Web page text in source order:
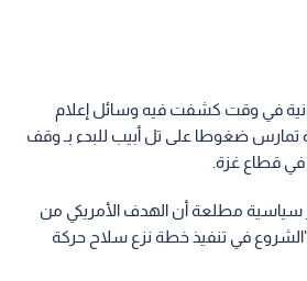
في وقت كشفت فيه وسائل إعلام
تمارس ضغوطا على تل أبيب للبدء بـ وقف
في قطاع غزة.
سياسية مطلعة أن الهدف الأمريكي من
"الشروع في تنفيذ خطة نزع سلاح حركة